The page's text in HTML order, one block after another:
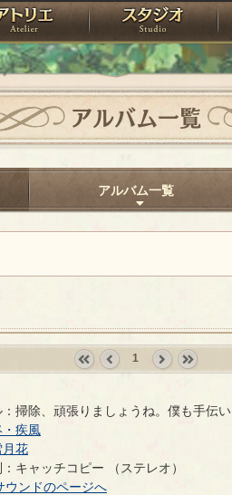
ト アトリエ
アルバム一覧
アルバム一覧
1
ましょうね。僕も手伝いますから。
掃除、頑張りましょうね。僕も手伝い
・疾風
月花
キャッチコピー （ステレオ）
ウンドのページへ